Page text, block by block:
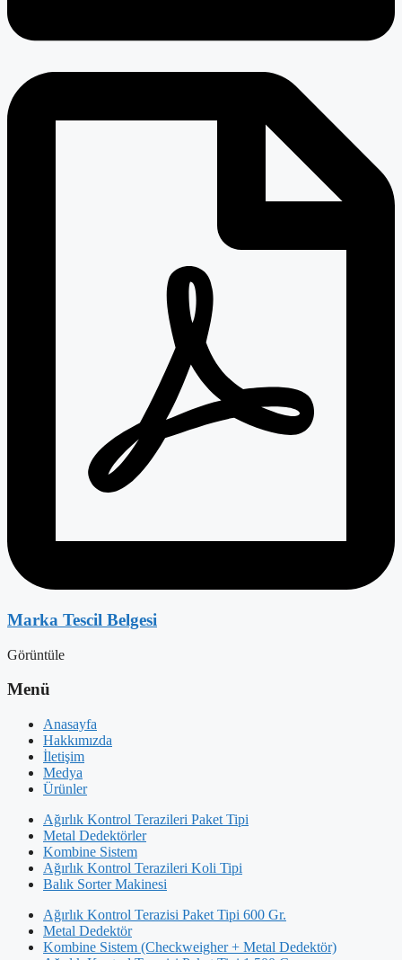
Marka Tescil Belgesi
Görüntüle
Menü
Anasayfa
Hakkımızda
İletişim
Medya
Ürünler
Ağırlık Kontrol Terazileri Paket Tipi
Metal Dedektörler
Kombine Sistem
Ağırlık Kontrol Terazileri Koli Tipi
Balık Sorter Makinesi
Ağırlık Kontrol Terazisi Paket Tipi 600 Gr.
Metal Dedektör
Kombine Sistem (Checkweigher + Metal Dedektör)